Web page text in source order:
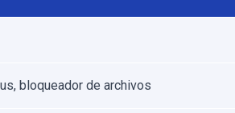
bloqueador de archivos